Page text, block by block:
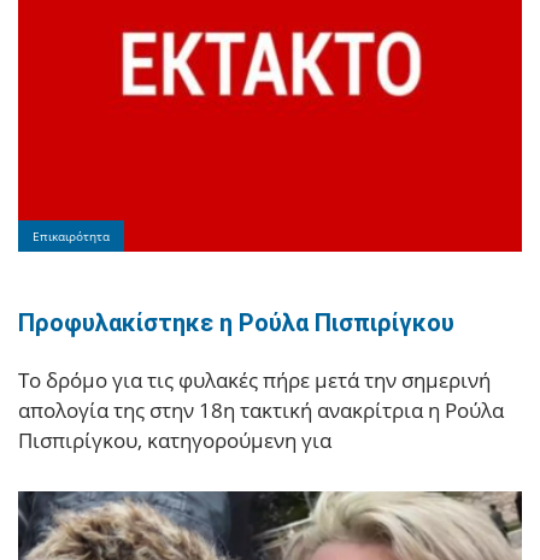
Επικαιρότητα
Προφυλακίστηκε η Ρούλα Πισπιρίγκου
Το δρόμο για τις φυλακές πήρε μετά την σημερινή
απολογία της στην 18η τακτική ανακρίτρια η Ρούλα
Πισπιρίγκου, κατηγορούμενη για